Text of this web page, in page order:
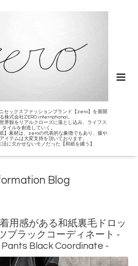
セックスファッションブランド【zero】を展開
株式会社ZERO international。
界観をリアルクローズに落とし込み、ライフス
タイルを創造していく。
】素材は、zeroの代表的な象徴でもあり、服や
イテムは大変支持を頂いております。
活に欠かせないモノだった【和紙を纏う】
Blog
用感がある和紙裏毛ドロッ
ブラックコーディネート -
Black Coordinate -